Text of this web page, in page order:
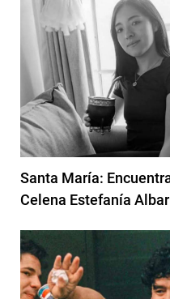
Santa María:
Celena Estefanía